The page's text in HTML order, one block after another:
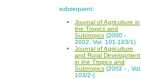
subsequent:
Journal of Agriculture in
the Tropics and
Subtropics (2000 -
2002, Vol. 101-103/1)
Journal of Agriculture
and Rural Development
in the Tropics and
Subtropics (2002 - , Vol.
103/2-)